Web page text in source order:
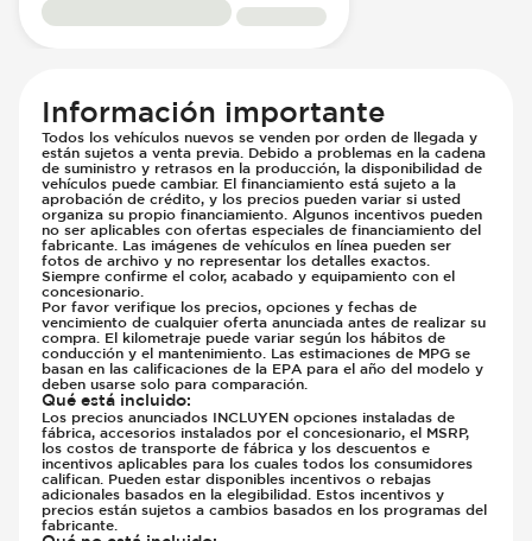
Información importante
Todos los vehículos nuevos se venden por orden de llegada y
están sujetos a venta previa. Debido a problemas en la cadena
de suministro y retrasos en la producción, la disponibilidad de
vehículos puede cambiar. El financiamiento está sujeto a la
aprobación de crédito, y los precios pueden variar si usted
organiza su propio financiamiento. Algunos incentivos pueden
no ser aplicables con ofertas especiales de financiamiento del
fabricante. Las imágenes de vehículos en línea pueden ser
fotos de archivo y no representar los detalles exactos.
Siempre confirme el color, acabado y equipamiento con el
concesionario.
Por favor verifique los precios, opciones y fechas de
vencimiento de cualquier oferta anunciada antes de realizar su
compra. El kilometraje puede variar según los hábitos de
conducción y el mantenimiento. Las estimaciones de MPG se
basan en las calificaciones de la EPA para el año del modelo y
deben usarse solo para comparación.
Qué está incluido:
Los precios anunciados INCLUYEN opciones instaladas de
fábrica, accesorios instalados por el concesionario, el MSRP,
los costos de transporte de fábrica y los descuentos e
incentivos aplicables para los cuales todos los consumidores
califican. Pueden estar disponibles incentivos o rebajas
adicionales basados en la elegibilidad. Estos incentivos y
precios están sujetos a cambios basados en los programas del
fabricante.